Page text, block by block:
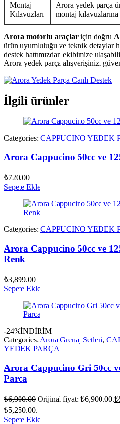
Montaj
Kılavuzları
Arora yedek parça
montaj
Arora motorlu araçlar için doğru
ürün uyumluluğu ve teknik detaylar
destek hattımızdan ekibimize
Arora yedek parça alışverişinizi
İlgili ürünler
Categories: CAPPUCINO YEDEK
Arora Cappucino 50cc ve
₺720.00
Sepete Ekle
Categories: CAPPUCINO YEDEK
Arora Cappucino 50cc ve
Renk
₺3,899.00
Sepete Ekle
-24%İNDİRİM
Categories: Arora Grenaj Setleri,
YEDEK PARÇA
Arora Cappucino Gri 50cc
Parca
₺6,900.00 Orijinal fiyat: ₺6,900.00.₺
₺5,250.00.
Sepete Ekle